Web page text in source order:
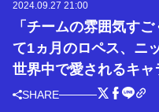
2024.09.27 21:00
「チームの雰囲気す
て1ヵ月のロペス、ニ
世界中で愛されるキャ
SHARE